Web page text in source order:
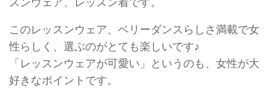
このレッスンウェア、ベリーダンスらしさ満載で女
性らしく、選ぶのがとても楽しいです♪
「レッスンウェアが可愛い」というのも、女性が大
好きなポイントです。